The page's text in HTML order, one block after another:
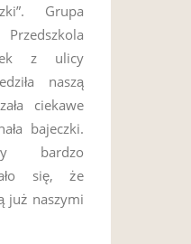
Grupa
z ulicy
naszą
ciekawe
bajeczki.
bardzo
się, że
już naszymi